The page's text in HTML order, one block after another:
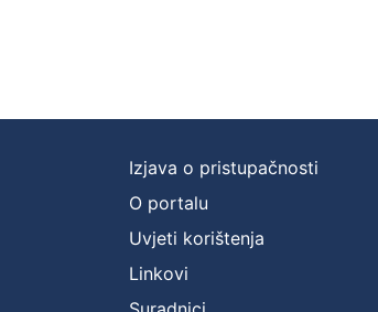
Izjava o pristupačnosti
O portalu
Uvjeti korištenja
Linkovi